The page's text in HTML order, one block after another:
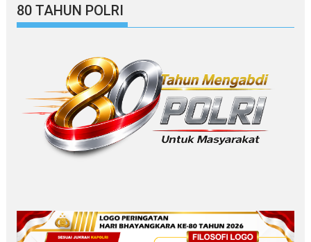
80 TAHUN POLRI